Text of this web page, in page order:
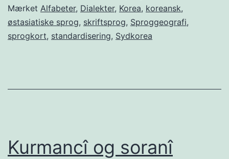
Mærket Alfabeter, Dialekter, Korea, koreansk,
østasiatiske sprog, skriftsprog, Sproggeografi,
sprogkort, standardisering, Sydkorea
Kurmancî og soranî